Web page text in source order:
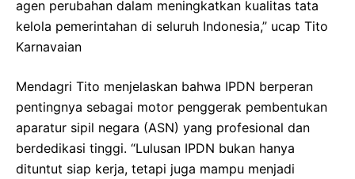
agen perubahan dalam meningkatkan kualitas tata
kelola pemerintahan di seluruh Indonesia,” ucap Tito
Karnavaian
Mendagri Tito menjelaskan bahwa IPDN berperan
pentingnya sebagai motor penggerak pembentukan
aparatur sipil negara (ASN) yang profesional dan
berdedikasi tinggi. “Lulusan IPDN bukan hanya
dituntut siap kerja, tetapi juga mampu menjadi